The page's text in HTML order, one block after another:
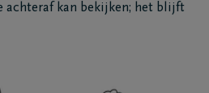
achteraf kan bekijken; het blijft